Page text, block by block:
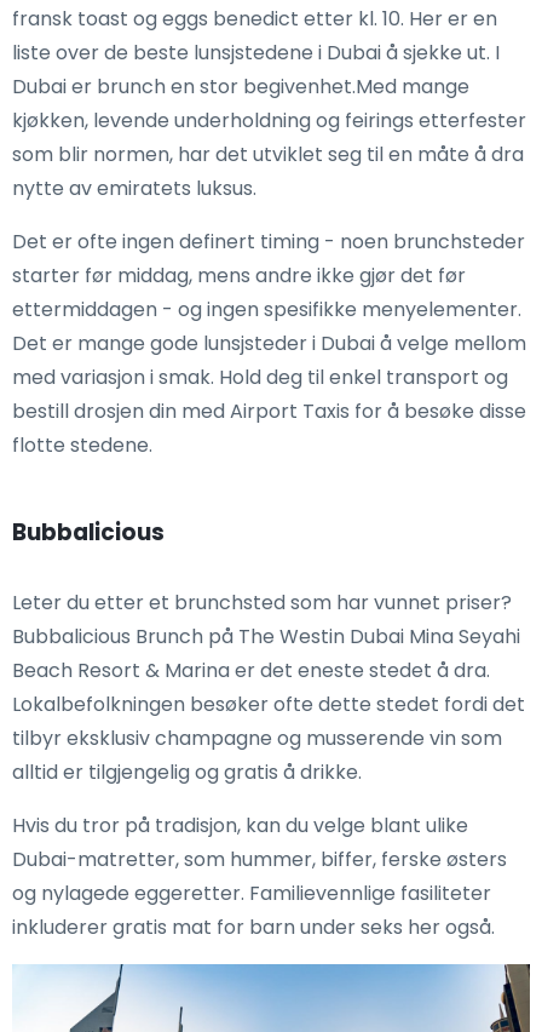
fransk toast og eggs benedict etter kl. 10. Her er en
liste over de beste lunsjstedene i Dubai å sjekke ut. I
Dubai er brunch en stor begivenhet.Med mange
kjøkken, levende underholdning og feirings etterfester
som blir normen, har det utviklet seg til en måte å dra
nytte av emiratets luksus.
Det er ofte ingen definert timing - noen brunchsteder
starter før middag, mens andre ikke gjør det før
ettermiddagen - og ingen spesifikke menyelementer.
Det er mange gode lunsjsteder i Dubai å velge mellom
med variasjon i smak. Hold deg til enkel transport og
bestill drosjen din med Airport Taxis for å besøke disse
flotte stedene.
Bubbalicious
Leter du etter et brunchsted som har vunnet priser?
Bubbalicious Brunch på The Westin Dubai Mina Seyahi
Beach Resort & Marina er det eneste stedet å dra.
Lokalbefolkningen besøker ofte dette stedet fordi det
tilbyr eksklusiv champagne og musserende vin som
alltid er tilgjengelig og gratis å drikke.
Hvis du tror på tradisjon, kan du velge blant ulike
Dubai-matretter, som hummer, biffer, ferske østers
og nylagede eggeretter. Familievennlige fasiliteter
inkluderer gratis mat for barn under seks her også.